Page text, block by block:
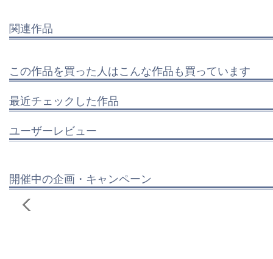
関連作品
この作品を買った人はこんな作品も買っています
最近チェックした作品
ユーザーレビュー
開催中の企画・キャンペーン